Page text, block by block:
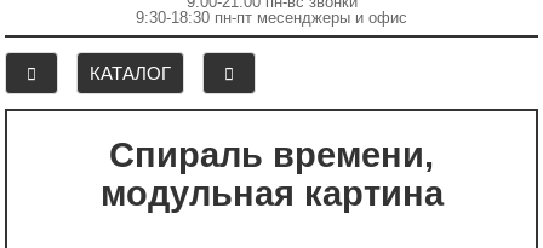
9:30-18:30 пн-пт месенджеры и офис
КАТАЛОГ
Спираль времени,
модульная картина